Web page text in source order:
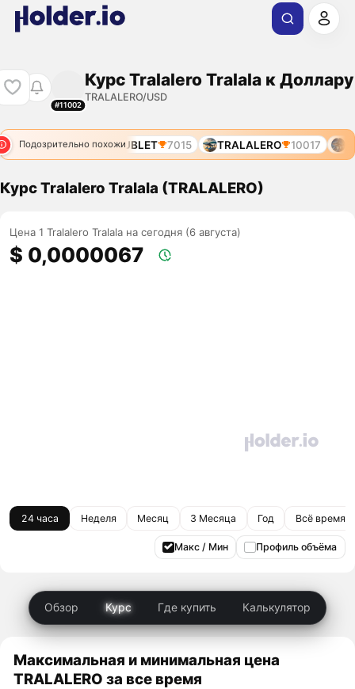
#11002
Курс Tralalero Tralala к Доллару
TRALALERO/USD
Подозрительно похожиDOUBLET 7015 TRALALERO 10017
Курс Tralalero Tralala (TRALALERO)
Цена 1 Tralalero Tralala на сегодня (6 августа)
$ 0,0000067
24 часа Неделя Месяц 3 Месяца Год Всё время
Макс / Мин Профиль объёма
Обзор Курс Где купить Калькулятор
Максимальная и минимальная цена
TRALALERO за все время